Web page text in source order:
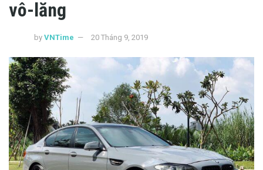
vô-lăng
by VNTime 20 Tháng 9, 2019